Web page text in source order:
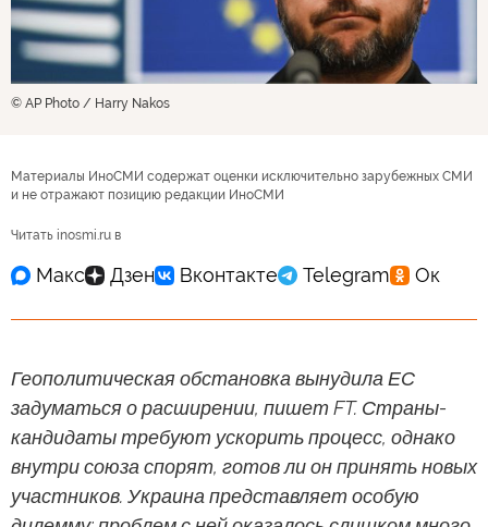
© AP Photo / Harry Nakos
Материалы ИноСМИ содержат оценки исключительно зарубежных СМИ
и не отражают позицию редакции ИноСМИ
Читать inosmi.ru в
Геополитическая обстановка вынудила ЕС
задуматься о расширении, пишет FT. Страны-
кандидаты требуют ускорить процесс, однако
внутри союза спорят, готов ли он принять новых
участников. Украина представляет особую